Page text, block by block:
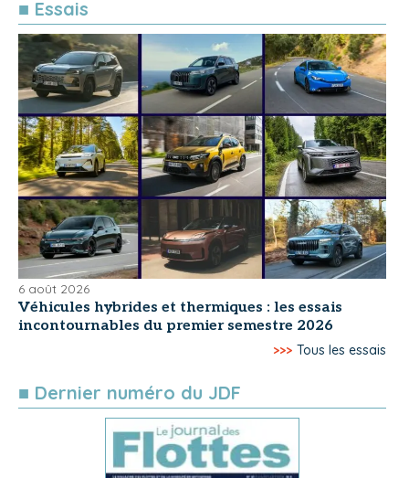
■ Essais
6 août 2026
Véhicules hybrides et thermiques : les essais
incontournables du premier semestre 2026
>>> Tous les essais
■ Dernier numéro du JDF